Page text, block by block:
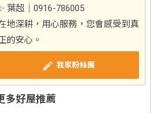
葉超｜0916-786005
地深耕，用心服務，您會感受到真
的安心。
我家粉絲團
多好屋推薦